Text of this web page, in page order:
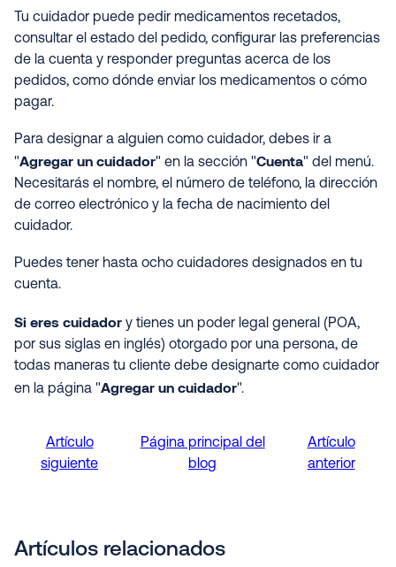
Tu cuidador puede pedir medicamentos recetados,
consultar el estado del pedido, configurar las preferencias
de la cuenta y responder preguntas acerca de los
pedidos, como dónde enviar los medicamentos o cómo
pagar.
Para designar a alguien como cuidador, debes ir a
"Agregar un cuidador" en la sección "Cuenta" del menú.
Necesitarás el nombre, el número de teléfono, la dirección
de correo electrónico y la fecha de nacimiento del
cuidador.
Puedes tener hasta ocho cuidadores designados en tu
cuenta.
Si eres cuidador y tienes un poder legal general (POA,
por sus siglas en inglés) otorgado por una persona, de
todas maneras tu cliente debe designarte como cuidador
en la página "Agregar un cuidador".
Artículo
siguiente
Página principal del
blog
Artículo
anterior
Artículos relacionados